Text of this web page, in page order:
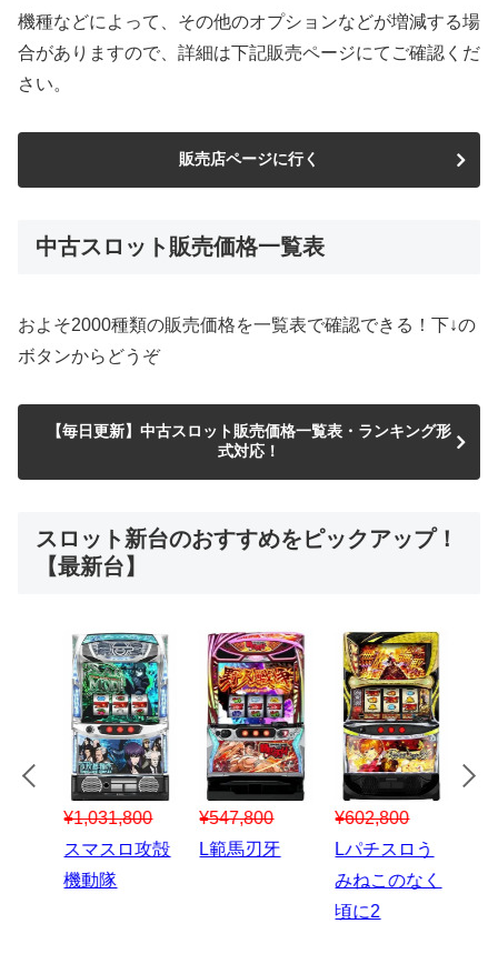
機種などによって、その他のオプションなどが増減する場
合がありますので、詳細は下記販売ページにてご確認くだ
さい。
販売店ページに行く
中古スロット販売価格一覧表
およそ2000種類の販売価格を一覧表で確認できる！下↓の
ボタンからどうぞ
【毎日更新】中古スロット販売価格一覧表・ランキング形
式対応！
スロット新台のおすすめをピックアップ！
【最新台】
¥547,800
スマスロハナ
ビ
¥150,000
スマスロ秘宝
¥1,867,800
Lパチスロ 炎
炎ノ消防隊2